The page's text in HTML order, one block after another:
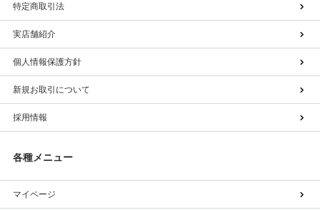
特定商取引法
実店舗紹介
個人情報保護方針
新規お取引について
採用情報
各種メニュー
マイページ